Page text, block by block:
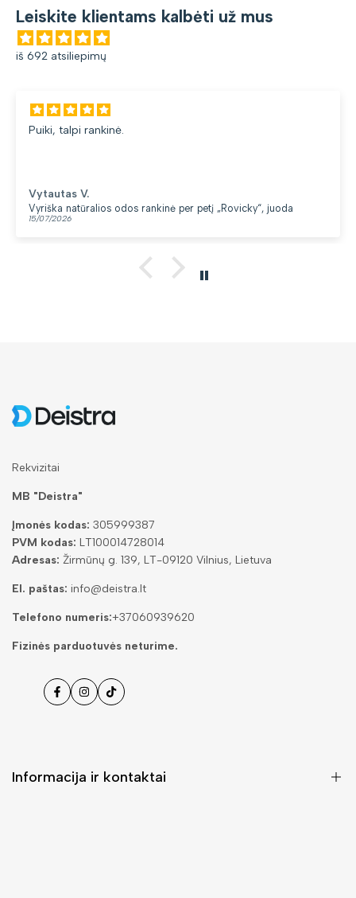
Leiskite klientams kalbėti už mus
iš 692 atsiliepimų
talpi rankinė.
V.
natūralios odos rankinė per petį „Rovicky“, juoda
07/2026
Rekvizitai
MB "Deistra"
Įmonės kodas: 305999387
PVM kodas: LT100014728014
Adresas: Žirmūnų g. 139, LT-09120 Vilnius, Lietuva
El. paštas: info@deistra.lt
Telefono numeris:+37060939620
Fizinės parduotuvės neturime.
FacebookInstagramas
Tiktok
Informacija ir kontaktai